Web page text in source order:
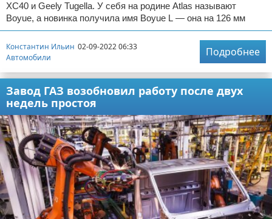
XC40 и Geely Tugella. У себя на родине Atlas называют
Boyue, а новинка получила имя Boyue L — она на 126 мм
Константин Ильин 02-09-2022 06:33
Автомобили
Подробнее
Завод ГАЗ возобновил работу после двух
недель простоя